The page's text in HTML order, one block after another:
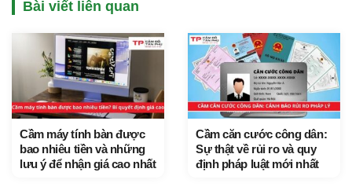
Bài viết liên quan
Cầm máy tính bàn được
bao nhiêu tiền và những
lưu ý để nhận giá cao nhất
Cầm căn cước công dân:
Sự thật về rủi ro và quy
định pháp luật mới nhất